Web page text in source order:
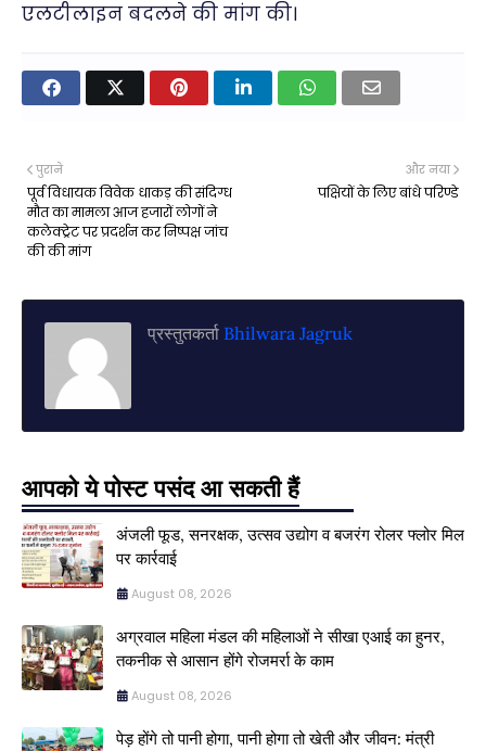
एलटीलाइन बदलने की मांग की।
और नया
पक्षियों के लिए बांधे परिण्डे
पुराने
पूर्व विधायक विवेक धाकड़ की संदिग्ध
मौत का मामला आज हजारों लोगों ने
कलेक्ट्रेट पर प्रदर्शन कर निष्पक्ष जांच
की की मांग
प्रस्तुतकर्ता Bhilwara Jagruk
आपको ये पोस्ट पसंद आ सकती हैं
अंजली फूड, सनरक्षक, उत्सव उद्योग व बजरंग रोलर फ्लोर मिल
पर कार्रवाई
August 08, 2026
अग्रवाल महिला मंडल की महिलाओं ने सीखा एआई का हुनर,
तकनीक से आसान होंगे रोजमर्रा के काम
August 08, 2026
पेड़ होंगे तो पानी होगा, पानी होगा तो खेती और जीवन: मंत्री